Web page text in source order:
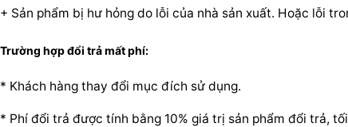
+ Sản phẩm bị hư hỏng do lỗi của nhà sản xuất. Hoặc lỗi
Trường hợp đổi trả mất phí:
* Khách hàng thay đổi mục đích sử dụng.
* Phí đổi trả được tính bằng 10% giá trị sản phẩm đổi trả,